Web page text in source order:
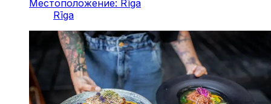
Местоположение: Rīga
Rīga